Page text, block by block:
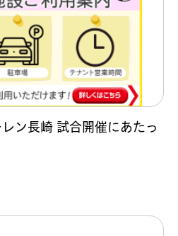
ン長崎 試合開催にあたっ